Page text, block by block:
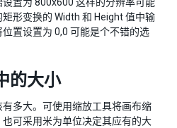
形变换的 Width 和 Height 值中输
置设置为 0,0 可能是个不错的选
的大小
多大。可使用缩放工具将画布缩
可采用米为单位决定其应有的大